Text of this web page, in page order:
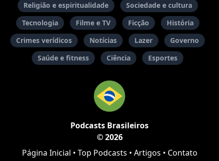
Religião e espiritualidade
Sociedade e cultura
Tecnologia
Filme e TV Ficção
História
Crimes verídicos
Notícias Lazer
Governo
Saúde e fitness
Ciência Esportes
Podcasts Brasileiros
© 2026
Página Inicial • Top Podcasts • Artigos • Contato